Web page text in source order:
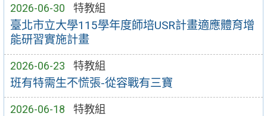
2026-06-30 特教組
臺北市立大學115學年度師培USR計畫適應體育增
能研習實施計畫
2026-06-23 特教組
班有特需生不慌張-從容戰有三寶
2026-06-18 特教組